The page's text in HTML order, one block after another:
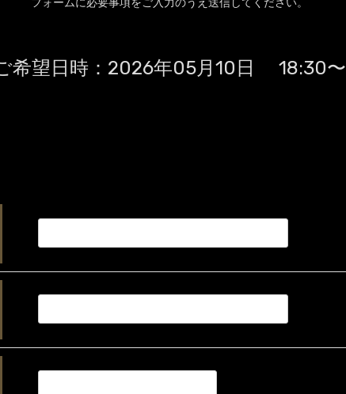
フォームに必要事項をご入力のうえ送信してください。
希望日時： 2026年05月10日 18:30〜